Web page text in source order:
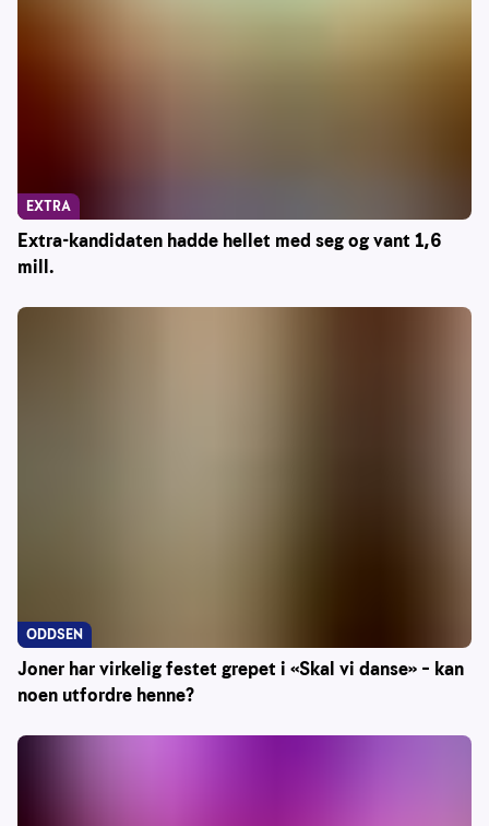
Extra-kandidaten hadde hellet med seg og vant 1,6
mill.
EXTRA
Joner har virkelig festet grepet i «Skal vi danse» – kan
noen utfordre henne?
ODDSEN